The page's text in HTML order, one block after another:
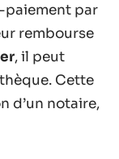
paiement par
rembourse
, il peut
Cette
d’un notaire,